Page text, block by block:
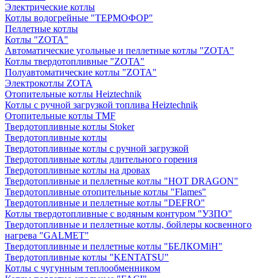
Электрические котлы
Котлы водогрейные "ТЕРМОФОР"
Пеллетные котлы
Котлы "ZOTA"
Автоматические угольные и пеллетные котлы "ZOTA"
Котлы твердотопливные "ZOTA"
Полуавтоматические котлы "ZOTA"
Электрокотлы ZOTA
Отопительные котлы Heiztechnik
Котлы с ручной загрузкой топлива Heiztechnik
Отопительные котлы TMF
Твердотопливные котлы Stoker
Твердотопливные котлы
Твердотопливные котлы с ручной загрузкой
Твердотопливные котлы длительного горения
Твердотопливные котлы на дровах
Твердотопливные и пеллетные котлы "HOT DRAGON"
Твердотопливные отопительные котлы "Flames"
Твердотопливные и пеллетные котлы "DEFRO"
Котлы твердотопливные с водяным контуром "УЗПО"
Твердотопливные и пеллетные котлы, бойлеры косвенного
нагрева "GALMET"
Твердотопливные и пеллетные котлы "БЕЛКОМiН"
Твердотопливные котлы "KENTATSU"
Котлы с чугунным теплообменником